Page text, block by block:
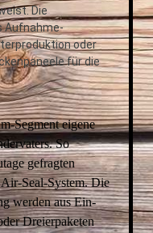
Die
Aufnahme-
oder
für die
Segment eigene
So
gefragten
Seal-System. Die
werden aus Ein-
Dreierpaketen